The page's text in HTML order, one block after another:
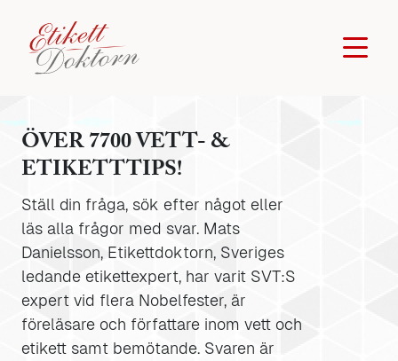
ÖVER 7700 VETT- &
ETIKETTTIPS!
Ställ din fråga, sök efter något eller
läs alla frågor med svar. Mats
Danielsson, Etikettdoktorn, Sveriges
ledande etikettexpert, har varit SVT:S
expert vid flera Nobelfester, är
föreläsare och författare inom vett och
etikett samt bemötande. Svaren är